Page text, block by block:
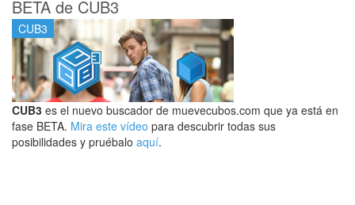
BETA de CUB3
CUB3
CUB3 es el nuevo buscador de muevecubos.com que ya está en
fase BETA. Mira este vídeo para descubrir todas sus
posibilidades y pruébalo aquí.